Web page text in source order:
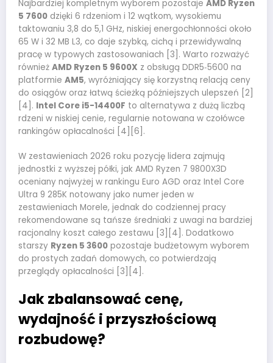
Najbardziej kompletnym wyborem pozostaje AMD Ryzen
5 7600 dzięki 6 rdzeniom i 12 wątkom, wysokiemu
taktowaniu 3,8 do 5,1 GHz, niskiej energochłonności około
65 W i 32 MB L3, co daje szybką, cichą i przewidywalną
pracę w typowych zastosowaniach [3]. Warto rozważyć
również AMD Ryzen 5 9600X z obsługą DDR5‑5600 na
platformie AM5, wyróżniający się korzystną relacją ceny
do osiągów oraz łatwą ścieżką późniejszych ulepszeń [2]
[4]. Intel Core i5-14400F to alternatywa z dużą liczbą
rdzeni w niskiej cenie, regularnie notowana w czołówce
rankingów opłacalności [4][6].
W zestawieniach 2026 roku pozycję lidera zajmują
jednostki z wyższej półki, jak AMD Ryzen 7 9800X3D
oceniany najwyżej w rankingu Euro AGD oraz Intel Core
Ultra 9 285K notowany jako numer jeden w
zestawieniach Morele, jednak do codziennej pracy
rekomendowane są tańsze średniaki z uwagi na bardziej
racjonalny koszt całego zestawu [3][4]. Dodatkowo
starszy Ryzen 5 3600 pozostaje budżetowym wyborem
do prostych zadań domowych, co potwierdzają
przeglądy opłacalności [3][4].
Jak zbalansować cenę,
wydajność i przyszłościową
rozbudowę?